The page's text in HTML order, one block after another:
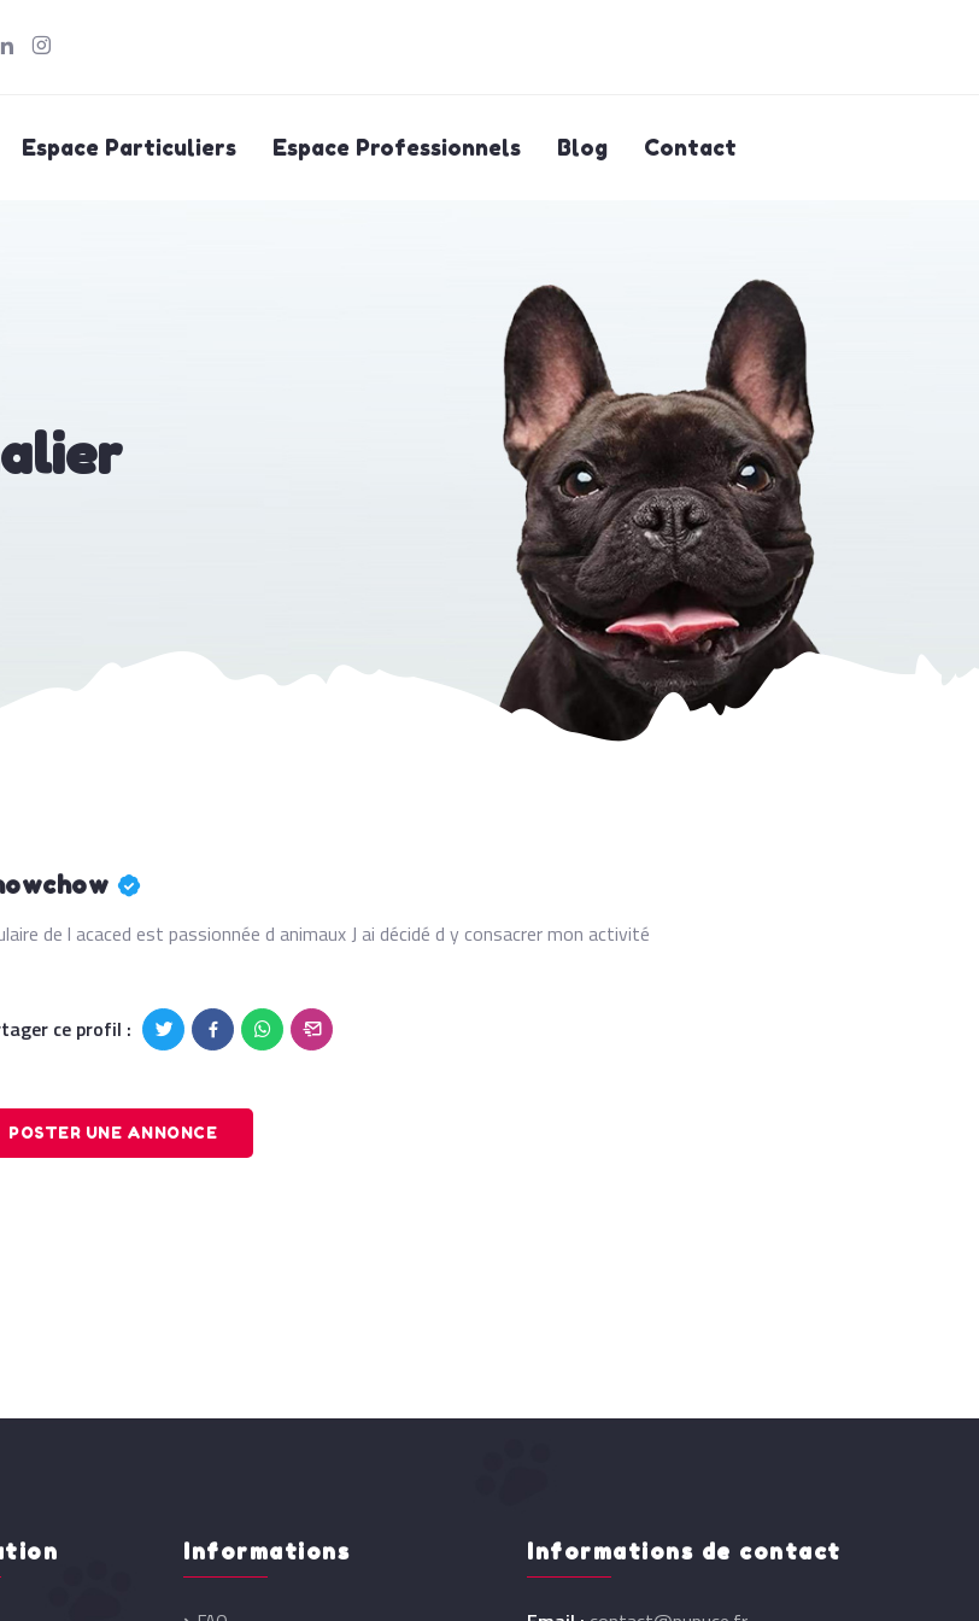
Espace Particuliers Espace Professionnels Blog Contact
de l acaced est passionnée d animaux J ai décidé d y consacrer mon activité
ce profil :
POSTER UNE ANNONCE
Informations Informations de contact